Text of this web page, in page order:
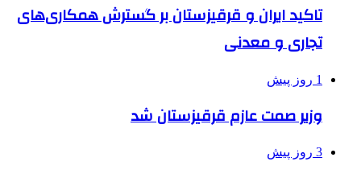
تاکید ایران و قرقیزستان بر گسترش همکاری‌های
تجاری و معدنی
1 روز پیش
وزیر صمت عازم قرقیزستان شد
3 روز پیش